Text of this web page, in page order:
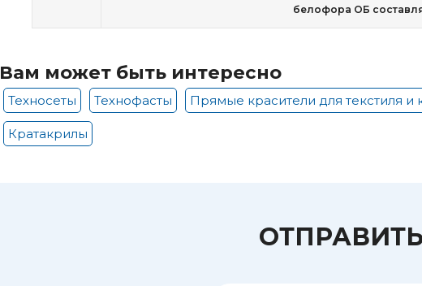
белофора ОБ
Вам может быть интересно
Техносеты Технофасты Прямые красители для текстиля и
Кратакрилы